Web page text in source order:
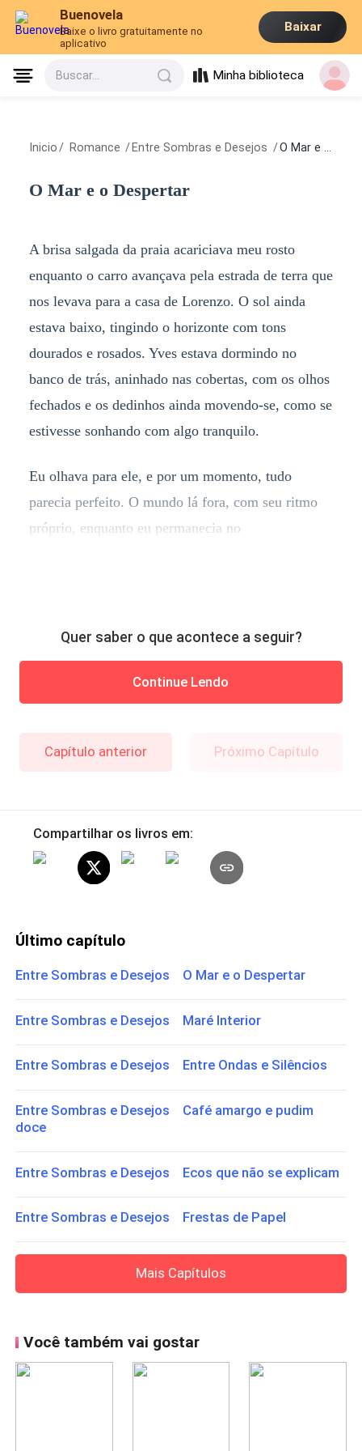
Buenovela
Baixe o livro gratuitamente no
aplicativo
Baixar
Buscar... Minha biblioteca
Inicio / Romance / Entre Sombras e Desejos /O Mar e o Despertar
O Mar e o Despertar
A brisa salgada da praia acariciava meu rosto
enquanto o carro avançava pela estrada de terra que
nos levava para a casa de Lorenzo. O sol ainda
estava baixo, tingindo o horizonte com tons
dourados e rosados. Yves estava dormindo no
banco de trás, aninhado nas cobertas, com os olhos
fechados e os dedinhos ainda movendo-se, como se
estivesse sonhando com algo tranquilo.
Eu olhava para ele, e por um momento, tudo
parecia perfeito. O mundo lá fora, com seu ritmo
próprio, enquanto eu permanecia no
Quer saber o que acontece a seguir?
Continue Lendo
Capítulo anterior Próximo Capítulo
Compartilhar os livros em:
Último capítulo
Entre Sombras e Desejos O Mar e o Despertar
Entre Sombras e Desejos Maré Interior
Entre Sombras e Desejos Entre Ondas e Silêncios
Entre Sombras e Desejos Café amargo e pudim
doce
Entre Sombras e Desejos Ecos que não se explicam
Entre Sombras e Desejos Frestas de Papel
Mais Capítulos
Você também vai gostar